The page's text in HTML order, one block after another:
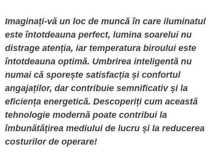
Imaginați-vă un loc de muncă în care iluminatul
este întotdeauna perfect, lumina soarelui nu
distrage atenția, iar temperatura biroului este
întotdeauna optimă. Umbrirea inteligentă nu
numai că sporește satisfacția și confortul
angajaților, dar contribuie semnificativ și la
eficiența energetică. Descoperiți cum această
tehnologie modernă poate contribui la
îmbunătățirea mediului de lucru și la reducerea
costurilor de operare!